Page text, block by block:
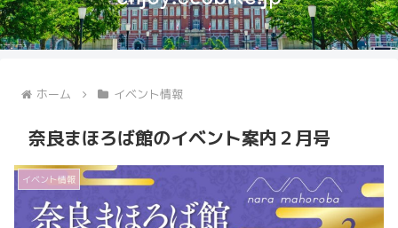
ホーム イベント情報
奈良まほろば館のイベント案内２月号
イベント情報